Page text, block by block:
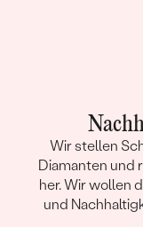
Wir stellen
Diamanten und
her. Wir wollen
und